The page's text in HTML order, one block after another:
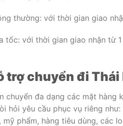
thường: với thời gian giao
tốc: với thời gian giao nhận từ
trợ chuyển đi Thái
chuyển đa dạng các mặt hàng
hỏi yêu cầu phục vụ riêng
phẩm, hàng tiêu dùng, các